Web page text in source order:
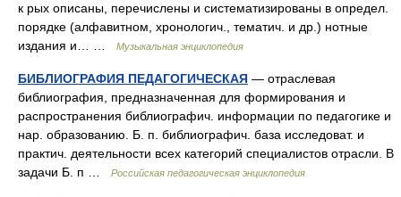
к рых описаны, перечислены и систематизированы в определ.
порядке (алфавитном, хронологич., тематич. и др.) нотные
издания и… …
Музыкальная энциклопедия
БИБЛИОГРАФИЯ ПЕДАГОГИЧЕСКАЯ — отраслевая
библиография, предназначенная для формирования и
распространения библиографич. информации по педагогике и
нар. образованию. Б. п. библиографич. база исследоват. и
практич. деятельности всех категорий специалистов отрасли. В
задачи Б. п …
Российская педагогическая энциклопедия